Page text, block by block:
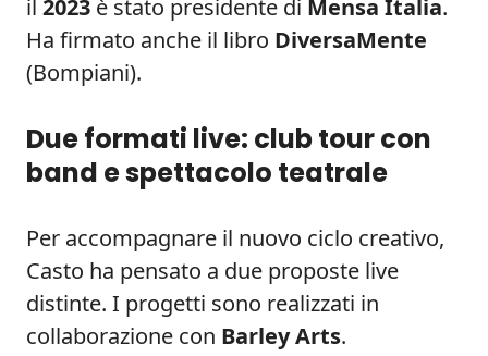
il 2023 è stato presidente di Mensa Italia.
Ha firmato anche il libro DiversaMente
(Bompiani).
Due formati live: club tour con
band e spettacolo teatrale
Per accompagnare il nuovo ciclo creativo,
Casto ha pensato a due proposte live
distinte. I progetti sono realizzati in
collaborazione con Barley Arts.